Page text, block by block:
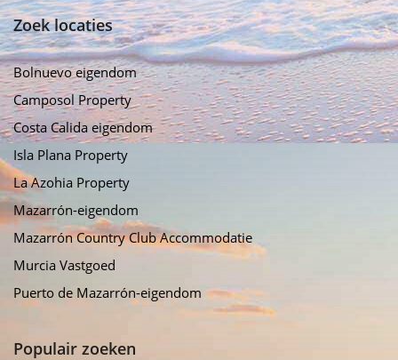
Zoek locaties
Bolnuevo eigendom
Camposol Property
Costa Calida eigendom
Isla Plana Property
La Azohia Property
Mazarrón-eigendom
Mazarrón Country Club Accommodatie
Murcia Vastgoed
Puerto de Mazarrón-eigendom
Populair zoeken